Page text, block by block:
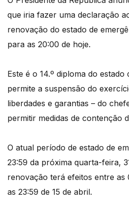
que iria fazer uma declaração
renovação do estado de
para as 20:00 de hoje.
Este é o 14.º diploma do estado
permite a suspensão do
liberdades e garantias – do
permitir medidas de contenção
O atual período de estado de
23:59 da próxima quarta-feira,
renovação terá efeitos entre as
as 23:59 de 15 de abril.